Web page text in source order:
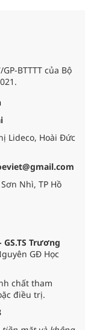
BTTTT của Bộ
Lideco, Hoài Đức
Nhì, TP Hồ
Trương
GĐ Học
chất tham
điều trị.